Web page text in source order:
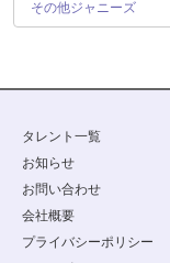
その他ジャニーズ
タレント一覧
お知らせ
お問い合わせ
会社概要
プライバシーポリシー